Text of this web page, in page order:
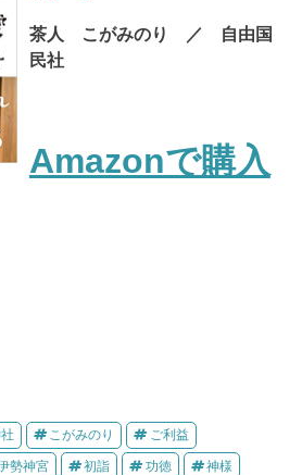
茶人 こがみのり ／ 自由国
民社
Amazonで購入
こがみのり ご利益
勢神宮 初詣 功徳 神様